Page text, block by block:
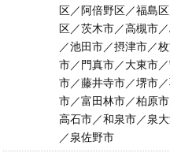
区／阿倍野区／福島
区／茨木市／高槻市
／池田市／摂津市／
市／門真市／大東市
市／藤井寺市／堺市
市／富田林市／柏原
高石市／和泉市／泉
／泉佐野市